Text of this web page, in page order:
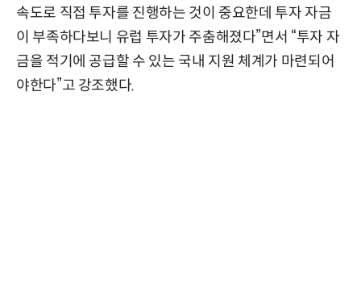
속도로 직접 투자를 진행하는 것이 중요한데 투자 자금
이 부족하다보니 유럽 투자가 주춤해졌다”면서 “투자 자
금을 적기에 공급할 수 있는 국내 지원 체계가 마련되어
야한다”고 강조했다.